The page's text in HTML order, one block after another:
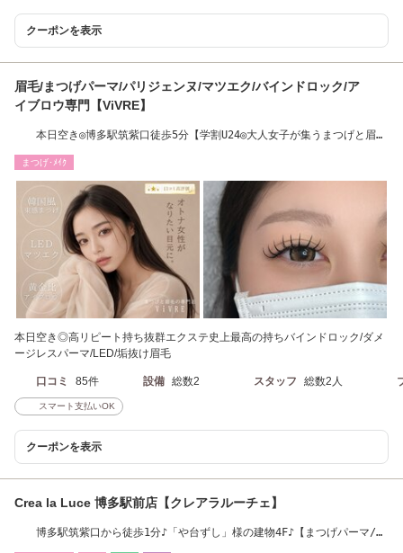
クーポンを表示
眉毛/まつげパーマ/パリジェンヌ/マツエク/バインドロック/ア
イブロウ専門【ViVRE】
本日空き◎博多駅筑紫口徒歩5分【学割U24◎大人女子が集うまつげと眉毛
まつげ･ﾒｲｸ
本日空き◎高リピート持ち抜群エクステ史上最高の持ちバインドロック/ダメ
ージレスパーマ/LED/垢抜け眉毛
口コミ 85件 設備 総数2 スタッフ 総数2人
スマート支払いOK
クーポンを表示
Crea la Luce 博多駅前店【クレアラルーチェ】
博多駅筑紫口から徒歩1分♪「や台ずし」様の建物4F♪【まつげパーマ/